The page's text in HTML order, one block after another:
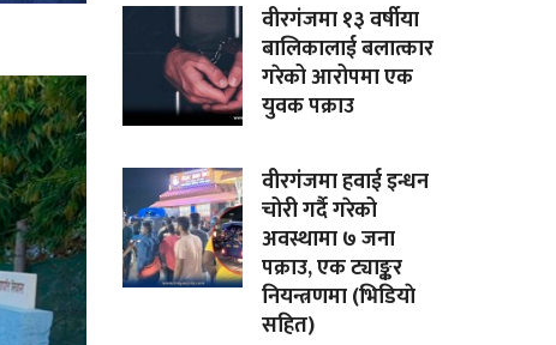
वीरगंजमा १३ वर्षीया
बालिकालाई बलात्कार
गरेको आरोपमा एक
युवक पक्राउ
वीरगंजमा हवाई इन्धन
चोरी गर्दै गरेको
अवस्थामा ७ जना
पक्राउ, एक ट्याङ्कर
नियन्त्रणमा (भिडियाे
सहित)